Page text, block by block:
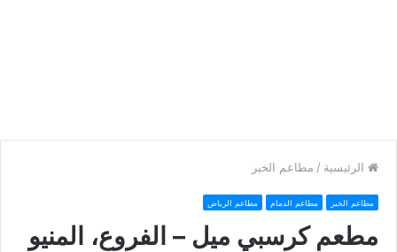
الرئيسية / مطاعم الخبر
مطاعم الخبر مطاعم الدمام مطاعم الرياض
مطعم كرسبي ميل – الفروع، المنيو